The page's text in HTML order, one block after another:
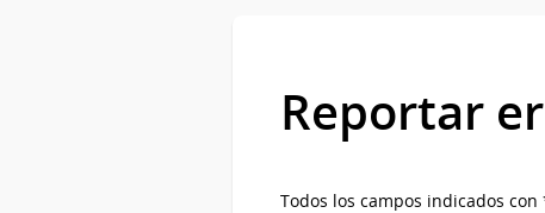
Reportar
Todos los campos indicados